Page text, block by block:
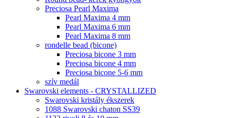
Preciosa Pearl Maxima
Pearl Maxima 4 mm
Pearl Maxima 6 mm
Pearl Maxima 8 mm
rondelle bead (bicone)
Preciosa bicone 3 mm
Preciosa bicone 4 mm
Preciosa bicone 5-6 mm
szív medál
Swarovski elements - CRYSTALLIZED
Swarovski kristály ékszerek
1088 Swarovski chaton SS39